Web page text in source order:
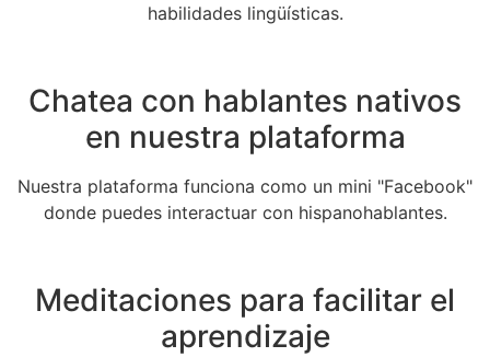
habilidades lingüísticas.
Chatea con hablantes nativos
en nuestra plataforma
Nuestra plataforma funciona como un mini "Facebook"
donde puedes interactuar con hispanohablantes.
Meditaciones para facilitar el
aprendizaje